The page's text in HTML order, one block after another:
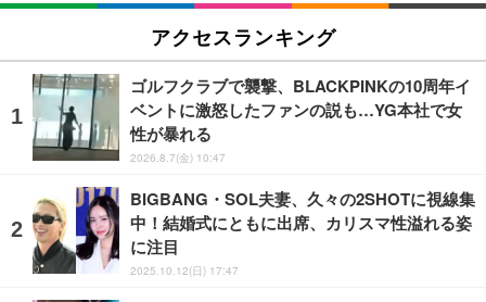
アクセスランキング
ゴルフクラブで襲撃、BLACKPINKの10周年イ
ベントに激怒したファンの説も…YG本社で女
性が暴れる
2026.8.7(金) 10:47
BIGBANG・SOL夫妻、久々の2SHOTに視線集
中！結婚式にともに出席、カリスマ性溢れる姿
に注目
2025.10.12(日) 17:47